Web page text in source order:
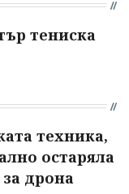
тениска
техника,
остаряла
дрона